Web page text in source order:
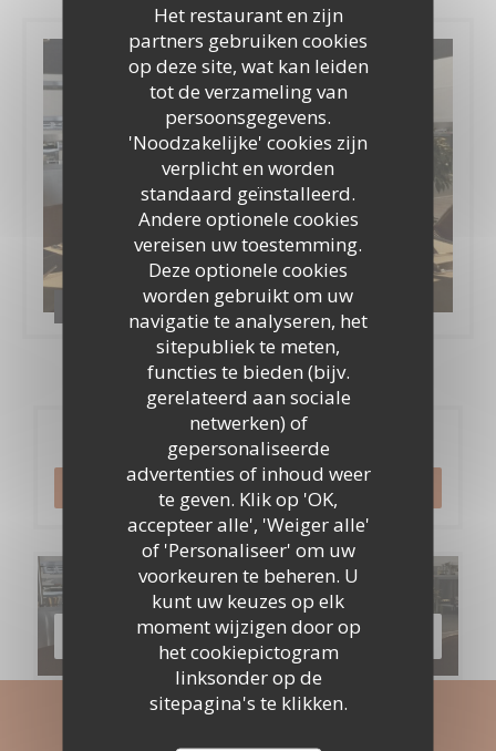
Het restaurant en zijn
partners gebruiken cookies
op deze site, wat kan leiden
tot de verzameling van
persoonsgegevens.
'Noodzakelijke' cookies zijn
verplicht en worden
standaard geïnstalleerd.
Andere optionele cookies
vereisen uw toestemming.
Deze optionele cookies
worden gebruikt om uw
navigatie te analyseren, het
sitepubliek te meten,
functies te bieden (bijv.
gerelateerd aan sociale
netwerken) of
gepersonaliseerde
advertenties of inhoud weer
te geven. Klik op 'OK,
accepteer alle', 'Weiger alle'
of 'Personaliseer' om uw
voorkeuren te beheren. U
kunt uw keuzes op elk
moment wijzigen door op
het cookiepictogram
linksonder op de
sitepagina's te klikken.
Restaurant
Reservering
Menu's
ONTDEK ONS MENU